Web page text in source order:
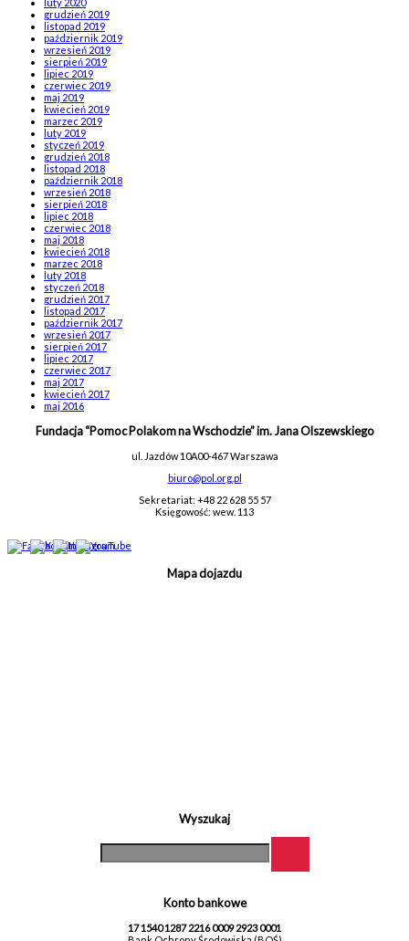
luty 2020
grudzień 2019
listopad 2019
październik 2019
wrzesień 2019
sierpień 2019
lipiec 2019
czerwiec 2019
maj 2019
kwiecień 2019
marzec 2019
luty 2019
styczeń 2019
grudzień 2018
listopad 2018
październik 2018
wrzesień 2018
sierpień 2018
lipiec 2018
czerwiec 2018
maj 2018
kwiecień 2018
marzec 2018
luty 2018
styczeń 2018
grudzień 2017
listopad 2017
październik 2017
wrzesień 2017
sierpień 2017
lipiec 2017
czerwiec 2017
maj 2017
kwiecień 2017
maj 2016
Fundacja “Pomoc Polakom na Wschodzie” im. Jana Olszewskiego
ul. Jazdów 10A00-467 Warszawa
biuro@pol.org.pl
Sekretariat: +48 22 628 55 57
Księgowość: wew. 113
Mapa dojazdu
Wyszukaj
Konto bankowe
17 1540 1287 2216 0009 2923 0001